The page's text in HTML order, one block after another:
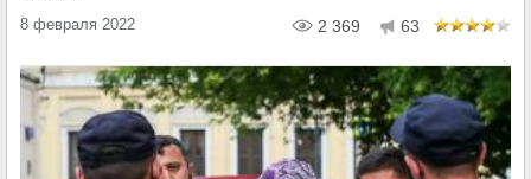
8 февраля 2022 2 369 63